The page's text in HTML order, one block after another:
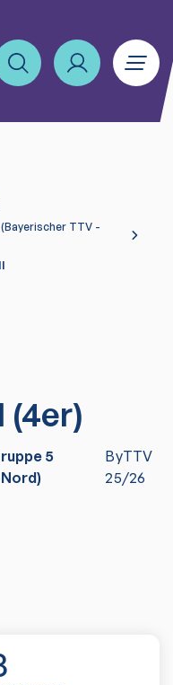
TTV -
(4er)
5
ByTTV
25/26